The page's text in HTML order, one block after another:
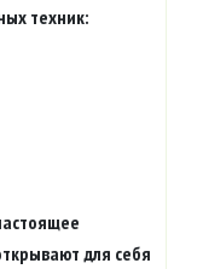
техник:
для себя